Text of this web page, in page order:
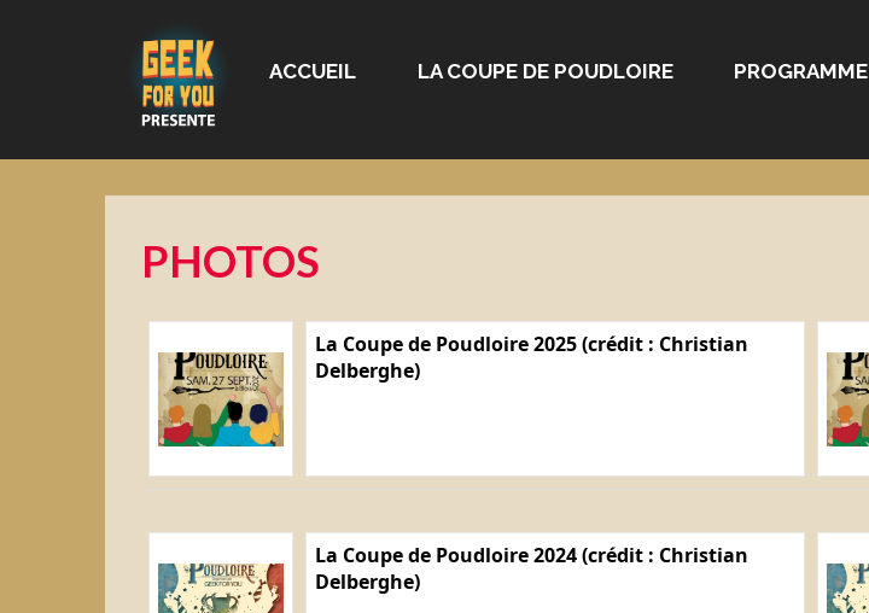
ACCUEIL LA COUPE DE POUDLOIRE PROGRAMME
PHOTOS
La Coupe de Poudloire 2025 (crédit : Christian
Delberghe)
La Coupe de Poudloire 2024 (crédit : Christian
Delberghe)